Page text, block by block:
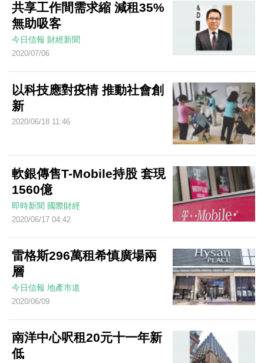
共享工作間需求縮 減租35%
無助吸客
今日信報 財經新聞
2020/07/06
以科技應對疫情 推動社會創
新
2020/06/18 11:46
軟銀傳售T-Mobile持股 套現
1560億
即時新聞 國際財經
2020/06/17 04:42
雷格斯296萬租希慎廣場兩
層
今日信報 地產市道
2020/06/09
南洋中心呎租20元十一年新
低